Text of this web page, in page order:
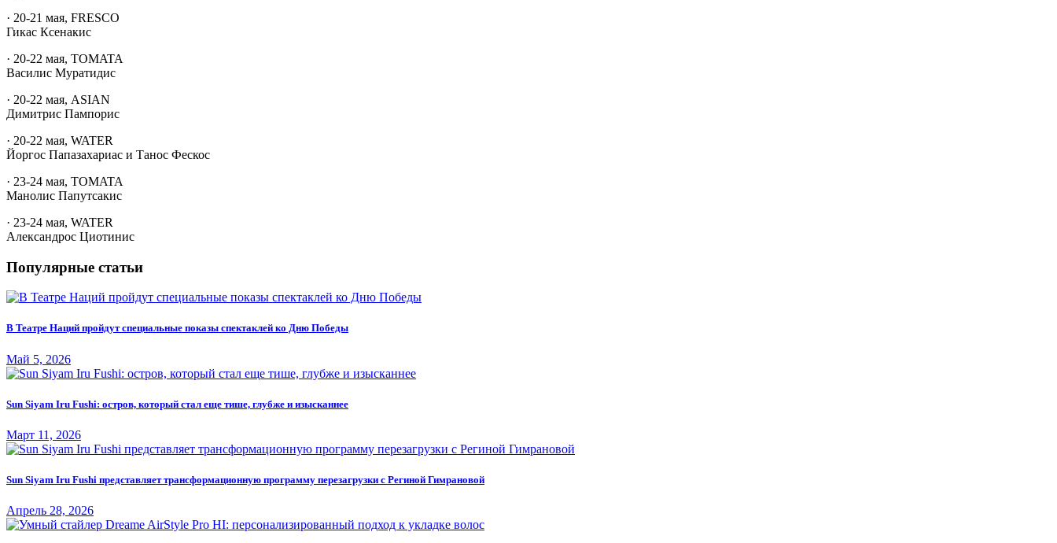
· 20-21 мая, FRESCO
Гикас Ксенакис
· 20-22 мая, TOMATA
Василис Муратидис
· 20-22 мая, ASIAN
Димитрис Пампорис
· 20-22 мая, WATER
Йоргос Папазахариас и Танос Фескос
· 23-24 мая, TOMATA
Манолис Папутсакис
· 23-24 мая, WATER
Александрос Циотинис
Популярные статьи
В Театре Наций пройдут специальные показы спектаклей ко Дню Победы
Май 5, 2026
Sun Siyam Iru Fushi: остров, который стал еще тише, глубже и изысканнее
Март 11, 2026
Sun Siyam Iru Fushi представляет трансформационную программу перезагрузки с Региной Гимрановой
Апрель 28, 2026